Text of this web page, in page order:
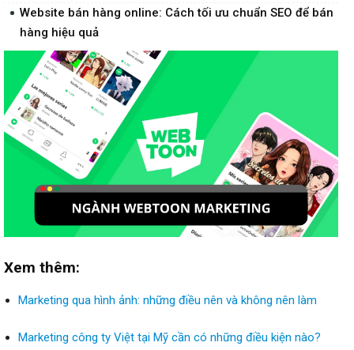
Website bán hàng online: Cách tối ưu chuẩn SEO để bán
hàng hiệu quả
Xem thêm:
Marketing qua hình ảnh: những điều nên và không nên làm
Marketing công ty Việt tại Mỹ cần có những điều kiện nào?